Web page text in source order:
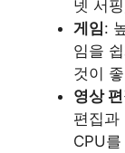
넷 서
게임:
임을
것이
영상
편집과
CPU